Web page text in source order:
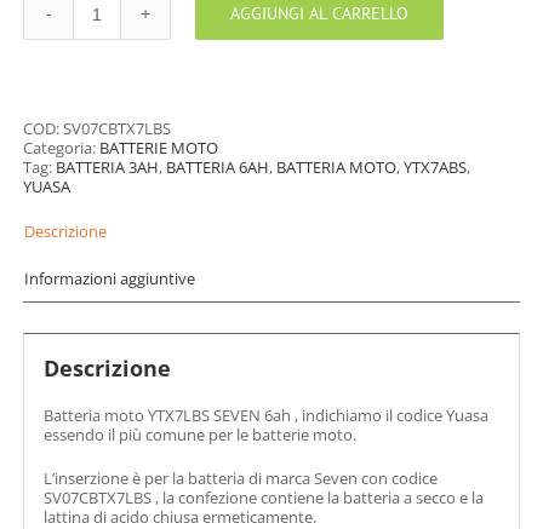
BATTERIA
MOTO
AGGIUNGI AL CARRELLO
COD:SV07CBTX7LBS
Categoria: BATTERIE MOTO
Tag: BATTERIA 3AH, BATTERIA 6AH, BATTERIA MOTO,YTX7ABS,
YUASA
Descrizione
Informazioni aggiuntive
Descrizione
Batteria moto YTX7LBS SEVEN 6ah , indichiamo il codice Yuasa
essendo il più comune per le batterie moto.
L’inserzione è per la batteria di marca Seven con codice
SV07CBTX7LBS , la confezione contiene la batteria a secco e la
lattina di acido chiusa ermeticamente.